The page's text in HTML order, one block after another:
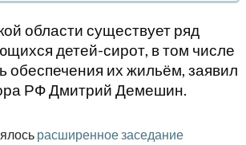
области существует ряд
детей-сирот, в том числе
обеспечения их жильём, заявил
РФ Дмитрий Демешин.
расширенное заседание